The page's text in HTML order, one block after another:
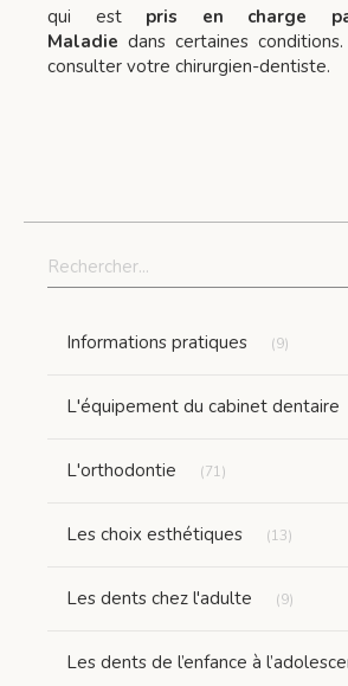
qui est pris en charge
Maladie dans certaines
consulter votre chirurgien-dentiste.
Rechercher
Informations pratiques (9)
L'équipement du cabinet dentaire
L'orthodontie (71)
Les choix esthétiques (13)
Les dents chez l'adulte (9)
Les dents de l’enfance à